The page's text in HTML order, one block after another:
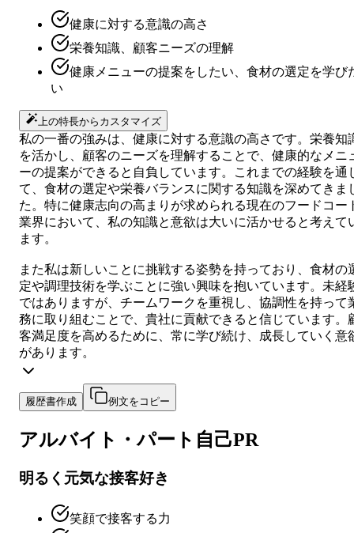
健康に対する意識の高さ
栄養知識、顧客ニーズの理解
健康メニューの提案をしたい、食材の選定を学び
い
上の特長からカスタマイズ
私の一番の強みは、健康に対する意識の高さです。栄養知
を活かし、顧客のニーズを理解することで、健康的なメニ
ーの提案ができると自負しています。これまでの経験を通
て、食材の選定や栄養バランスに関する知識を深めてきま
た。特に健康志向の高まりが求められる現在のフードコー
業界において、私の知識と意欲は大いに活かせると考えて
ます。
また私は新しいことに挑戦する姿勢を持っており、食材の
定や調理技術を学ぶことに強い興味を抱いています。未経
ではありますが、チームワークを重視し、協調性を持って
務に取り組むことで、貴社に貢献できると信じています。
客満足度を高めるために、常に学び続け、成長していく意
があります。
履歴書作成 例文をコピー
アルバイト・パート 自己PR
明るく元気な接客好き
笑顔で接客する力